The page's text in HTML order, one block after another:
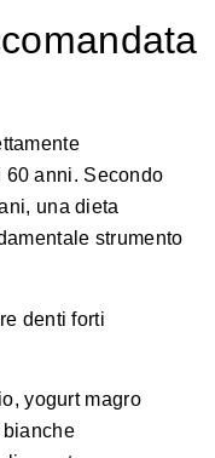
60 anni. Secondo
, una dieta
strumento
denti forti
yogurt magro
bianche